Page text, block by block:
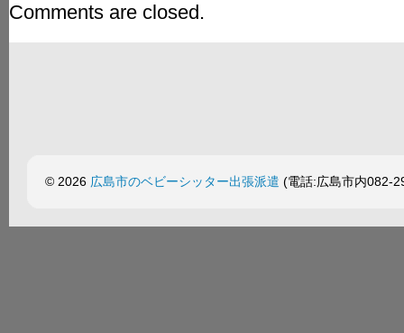
Comments are closed.
© 2026 広島市のベビーシッター出張派遣 (電話:広島市内082-